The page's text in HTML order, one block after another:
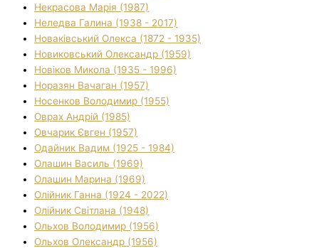
Некрасова Марія (1987)
Неледва Галина (1938 - 2017)
Новаківський Олекса (1872 - 1935)
Новиковський Олександр (1959)
Новіков Микола (1935 - 1996)
Норазян Вачаган (1957)
Носенков Володимир (1955)
Оврах Андрій (1985)
Овчарик Євген (1957)
Одайник Вадим (1925 - 1984)
Олашин Василь (1969)
Олашин Марина (1969)
Олійник Ганна (1924 - 2022)
Олійник Світлана (1948)
Ольхов Володимир (1956)
Ольхов Олександр (1956)